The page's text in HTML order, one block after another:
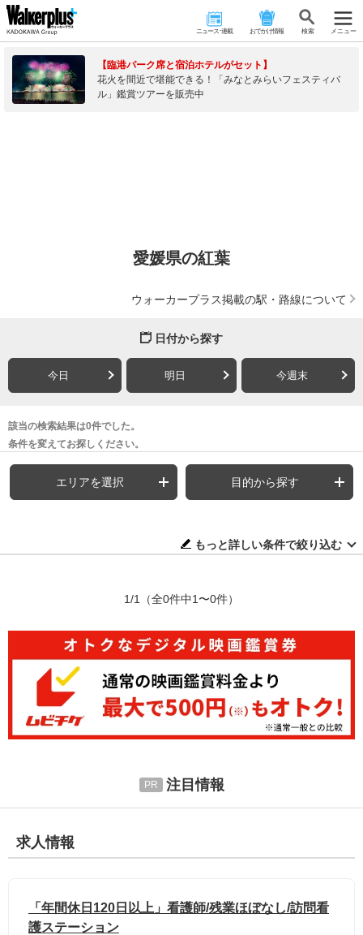
ニュース･連載 おでかけ情報 検 索 メニュー
【臨港パーク席と宿泊ホテルがセット】
花火を間近で堪能できる！「みなとみらいフェスティバ
ル」鑑賞ツアーを販売中
愛媛県の紅葉
ウォーカープラス掲載の駅・路線について
日付から探す
今日 明日 今週末
該当の検索結果は0件でした。
条件を変えてお探しください。
エリアを選択 目的から探す
もっと詳しい条件で絞り込む
1/1 （全0件中1〜0件）
注目情報
求人情報
「年間休日120日以上」看護師/残業ほぼなし/訪問看
護ステーション